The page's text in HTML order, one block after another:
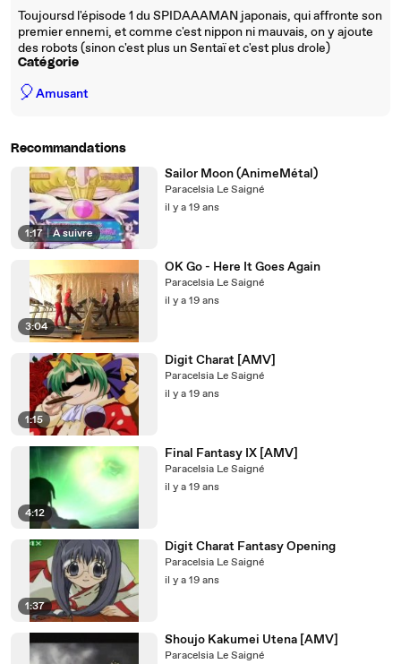
Toujoursd l'épisode 1 du SPIDAAAMAN japonais, qui affronte son
premier ennemi, et comme c'est nippon ni mauvais, on y ajoute
des robots (sinon c'est plus un Sentaï et c'est plus drole)
Catégorie
🎈Amusant
Recommandations
1:17 | À suivre
Sailor Moon (AnimeMétal)
Paracelsia Le Saigné
il y a 19 ans
3:04
OK Go - Here It Goes Again
Paracelsia Le Saigné
il y a 19 ans
1:15
Digit Charat [AMV]
Paracelsia Le Saigné
il y a 19 ans
4:12
Final Fantasy IX [AMV]
Paracelsia Le Saigné
il y a 19 ans
1:37
Digit Charat Fantasy Opening
Paracelsia Le Saigné
il y a 19 ans
Shoujo Kakumei Utena [AMV]
Paracelsia Le Saigné